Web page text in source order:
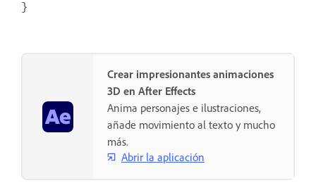
}
Crear impresionantes animaciones
3D en After Effects
Anima personajes e ilustraciones,
añade movimiento al texto y mucho
más.
Abrir la aplicación